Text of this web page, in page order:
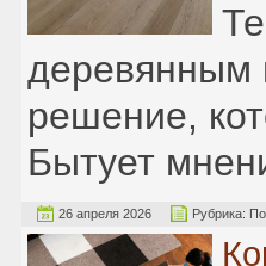
деревянным
решение,
Бытует
26 апреля 2026 Рубрика: